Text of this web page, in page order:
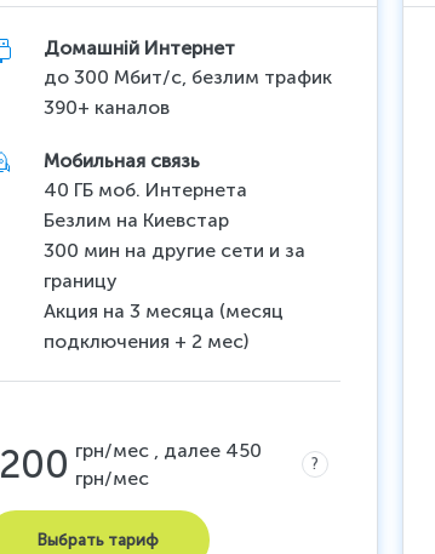
Домашній Интернет
до 300 Мбит/с, безлим трафик
390+ каналов
Мобильная связь
40 ГБ моб. Интернета
Безлим на Киевстар
300 мин на другие сети и за
границу
Акция на 3 месяца (месяц
подключения + 2 мес)
200 грн/мес , далее 450
грн/мес
?
Выбрать тариф